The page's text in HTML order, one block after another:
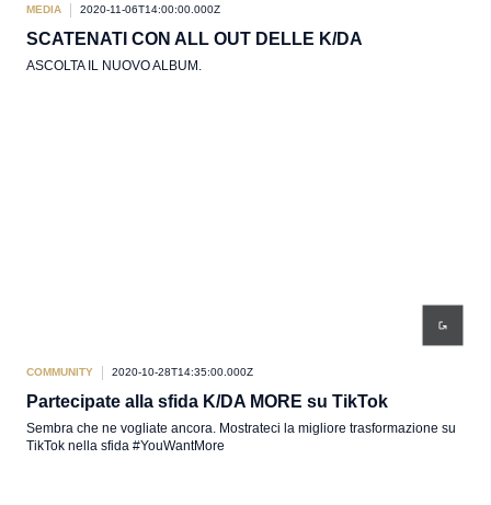
MEDIA 2020-11-06T14:00:00.000Z
SCATENATI CON ALL OUT DELLE K/DA
ASCOLTA IL NUOVO ALBUM.
COMMUNITY 2020-10-28T14:35:00.000Z
Partecipate alla sfida K/DA MORE su TikTok
Sembra che ne vogliate ancora. Mostrateci la migliore trasformazione su
TikTok nella sfida #YouWantMore